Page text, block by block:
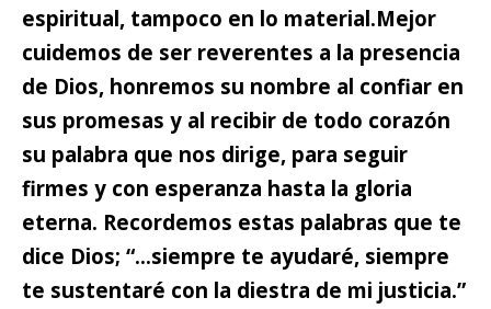
espiritual, tampoco en lo material.Mejor
cuidemos de ser reverentes a la presencia
de Dios, honremos su nombre al confiar en
sus promesas y al recibir de todo corazón
su palabra que nos dirige, para seguir
firmes y con esperanza hasta la gloria
eterna. Recordemos estas palabras que te
dice Dios; “…siempre te ayudaré, siempre
te sustentaré con la diestra de mi justicia.”